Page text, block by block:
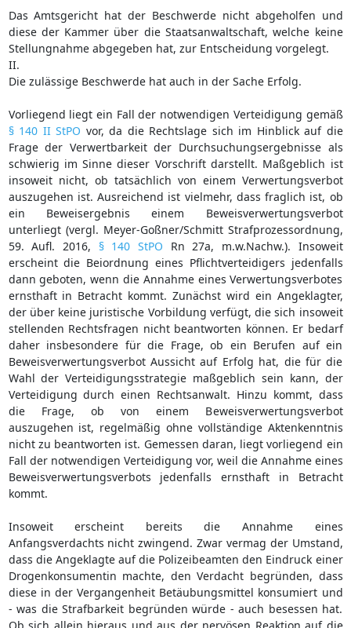
Das Amtsgericht hat der Beschwerde nicht abgeholfen und
diese der Kammer über die Staatsanwaltschaft, welche keine
Stellungnahme abgegeben hat, zur Entscheidung vorgelegt.
II.
Die zulässige Beschwerde hat auch in der Sache Erfolg.
Vorliegend liegt ein Fall der notwendigen Verteidigung gemäß
§ 140 II StPO vor, da die Rechtslage sich im Hinblick auf die
Frage der Verwertbarkeit der Durchsuchungsergebnisse als
schwierig im Sinne dieser Vorschrift darstellt. Maßgeblich ist
insoweit nicht, ob tatsächlich von einem Verwertungsverbot
auszugehen ist. Ausreichend ist vielmehr, dass fraglich ist, ob
ein Beweisergebnis einem Beweisverwertungsverbot
unterliegt (vergl. Meyer-Goßner/Schmitt Strafprozessordnung,
59. Aufl. 2016, § 140 StPO Rn 27a, m.w.Nachw.). Insoweit
erscheint die Beiordnung eines Pflichtverteidigers jedenfalls
dann geboten, wenn die Annahme eines Verwertungsverbotes
ernsthaft in Betracht kommt. Zunächst wird ein Angeklagter,
der über keine juristische Vorbildung verfügt, die sich insoweit
stellenden Rechtsfragen nicht beantworten können. Er bedarf
daher insbesondere für die Frage, ob ein Berufen auf ein
Beweisverwertungsverbot Aussicht auf Erfolg hat, die für die
Wahl der Verteidigungsstrategie maßgeblich sein kann, der
Verteidigung durch einen Rechtsanwalt. Hinzu kommt, dass
die Frage, ob von einem Beweisverwertungsverbot
auszugehen ist, regelmäßig ohne vollständige Aktenkenntnis
nicht zu beantworten ist. Gemessen daran, liegt vorliegend ein
Fall der notwendigen Verteidigung vor, weil die Annahme eines
Beweisverwertungsverbots jedenfalls ernsthaft in Betracht
kommt.
Insoweit erscheint bereits die Annahme eines
Anfangsverdachts nicht zwingend. Zwar vermag der Umstand,
dass die Angeklagte auf die Polizeibeamten den Eindruck einer
Drogenkonsumentin machte, den Verdacht begründen, dass
diese in der Vergangenheit Betäubungsmittel konsumiert und
- was die Strafbarkeit begründen würde - auch besessen hat.
Ob sich allein hieraus und aus der nervösen Reaktion auf die